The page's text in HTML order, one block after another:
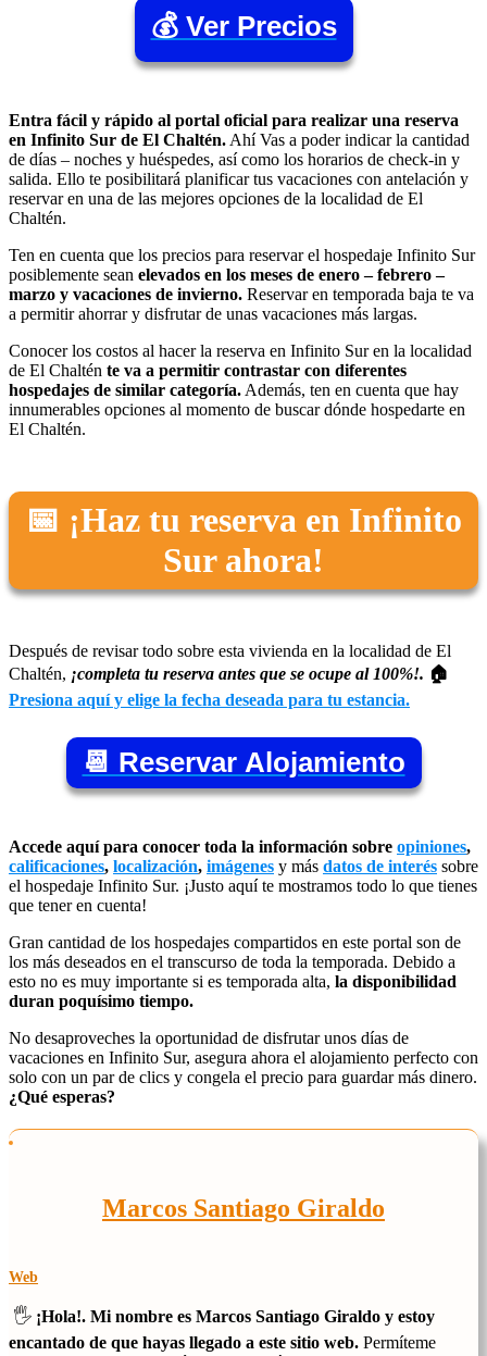
💰 Ver Precios
Entra fácil y rápido al portal oficial para realizar una reserva
en Infinito Sur de El Chaltén.Ahí Vas a poder indicar la cantidad
de días – noches y huéspedes, así como los horarios de check-in y
salida. Ello te posibilitará planificar tus vacaciones con antelación y
reservar en una de las mejores opciones de la localidad de El
Chaltén.
Ten en cuenta que los precios para reservar el hospedaje Infinito Sur
posiblemente sean elevados en los meses de enero – febrero –
marzo y vacaciones de invierno. Reservar en temporada baja te va
a permitir ahorrar y disfrutar de unas vacaciones más largas.
Conocer los costos al hacer la reserva en Infinito Sur en la localidad
de El Chaltén te va a permitir contrastar con diferentes
hospedajes de similar categoría.Además, ten en cuenta que hay
innumerables opciones al momento de buscar dónde hospedarte en
El Chaltén.
📅 ¡Haz tu reserva en Infinito
Sur ahora!
Después de revisar todo sobre esta vivienda en la localidad de El
Chaltén, ¡completa tu reserva antes que se ocupe al 100%!. 🏠
Presiona aquí y elige la fecha deseada para tu estancia.
📆 Reservar Alojamiento
Accede aquí para conocer toda la información sobre opiniones,
calificaciones, localización, imágenes y más datos de interés sobre
el hospedaje Infinito Sur. ¡Justo aquí te mostramos todo lo que tienes
que tener en cuenta!
Gran cantidad de los hospedajes compartidos en este portal son de
los más deseados en el transcurso de toda la temporada. Debido a
esto no es muy importante si es temporada alta, la disponibilidad
duran poquísimo tiempo.
No desaproveches la oportunidad de disfrutar unos días de
vacaciones en Infinito Sur, asegura ahora el alojamiento perfecto con
solo con un par de clics y congela el precio para guardar más dinero.
¿Qué esperas?
Marcos Santiago Giraldo
Web
🖐️ ¡Hola!. Mi nombre es Marcos Santiago Giraldo y estoy
encantado de que hayas llegado a este sitio web. Permíteme